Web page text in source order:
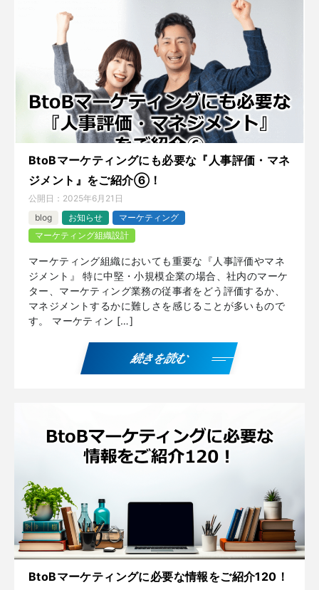
BtoBマーケティングにも必要な『人事評価・マネ
ジメント』をご紹介⑥！
公開日： 2025年6月21日
blog
お知らせ
マーケティング
マーケティング組織設計
マーケティング組織においても重要な『人事評価やマネ
ジメント』 特に中堅・小規模企業の場合、社内のマーケ
ター、マーケティング業務の従事者をどう評価するか、
マネジメントするかに難しさを感じることが多いもので
す。 マーケティン […]
続きを読む
BtoBマーケティングに必要な情報をご紹介120！